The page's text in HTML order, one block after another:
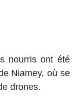
nourris ont été
Niamey, où se
drones.